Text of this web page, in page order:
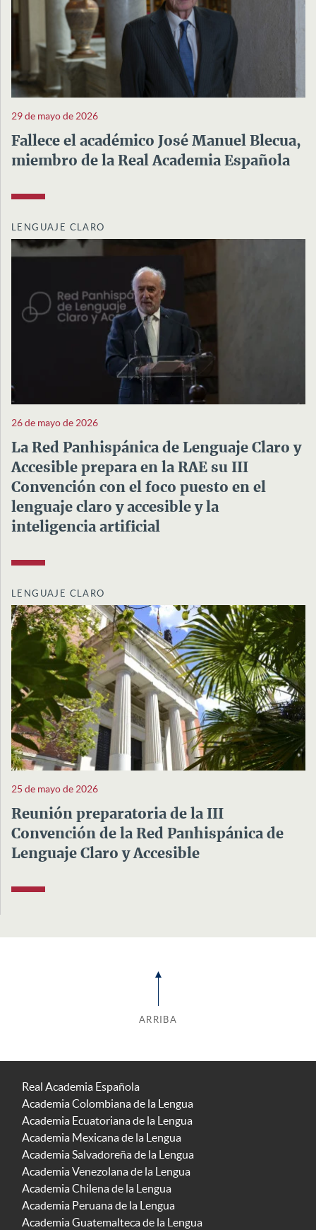
29 de mayo de 2026
Fallece el académico José Manuel Blecua,
miembro de la Real Academia Española
LENGUAJE CLARO
26 de mayo de 2026
La Red Panhispánica de Lenguaje Claro y
Accesible prepara en la RAE su III
Convención con el foco puesto en el
lenguaje claro y accesible y la
inteligencia artificial
LENGUAJE CLARO
25 de mayo de 2026
Reunión preparatoria de la III
Convención de la Red Panhispánica de
Lenguaje Claro y Accesible
ARRIBA
Real Academia Española
Academia Colombiana de la Lengua
Academia Ecuatoriana de la Lengua
Academia Mexicana de la Lengua
Academia Salvadoreña de la Lengua
Academia Venezolana de la Lengua
Academia Chilena de la Lengua
Academia Peruana de la Lengua
Academia Guatemalteca de la Lengua